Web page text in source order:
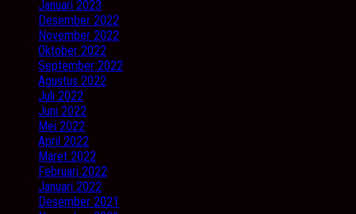
Januari 2023
Desember 2022
November 2022
Oktober 2022
September 2022
Agustus 2022
Juli 2022
Juni 2022
Mei 2022
April 2022
Maret 2022
Februari 2022
Januari 2022
Desember 2021